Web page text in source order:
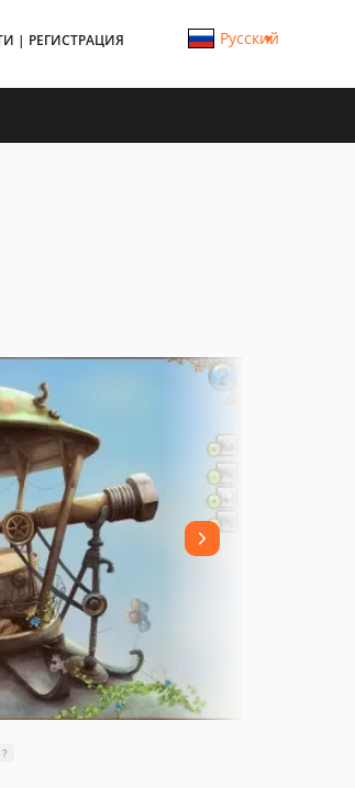
| РЕГИСТРАЦИЯ Русский
?